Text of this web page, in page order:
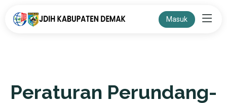
Masuk
Peraturan Perundang-